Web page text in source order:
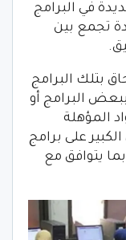
في البرامج
تجمع بين
بتلك البرامج
البرامج أو
المؤهلة
على برامج
يتوافق مع